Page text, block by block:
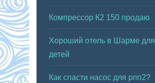
Компрессор К2 150 продаю
Хороший отель в Шарме для
детей
Как спасти насос для рпп2?